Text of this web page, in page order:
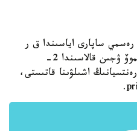
ساپارى اياسىندا ق ر
پرەمەر- ءمينيسترى كارىم ءماسىموۆ ۋجىن قالاسىندا 2-
اشىلۋىنا قاتىستى،